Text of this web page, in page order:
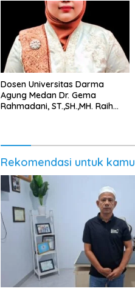
Dosen Universitas Darma
Agung Medan Dr. Gema
Rahmadani, ST.,SH.,MH. Raih
Rekomendasi untuk kamu